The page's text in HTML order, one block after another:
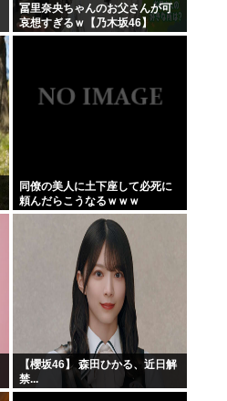
冨里奈央ちゃんのお父さんが可
哀想すぎるｗ【乃木坂46】
同僚の美人に土下座して必死に
頼んだらこうなるｗｗｗ
【櫻坂46】 森田ひかる、近日解
禁...